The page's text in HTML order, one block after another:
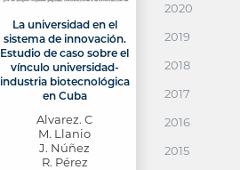
La universidad en el
sistema de innovación.
Estudio de caso sobre el
vínculo universidad-
industria biotecnológica
en Cuba
Alvarez. C
M. Llanio
J. Núñez
R. Pérez
2020
2019
2018
2017
2016
2015